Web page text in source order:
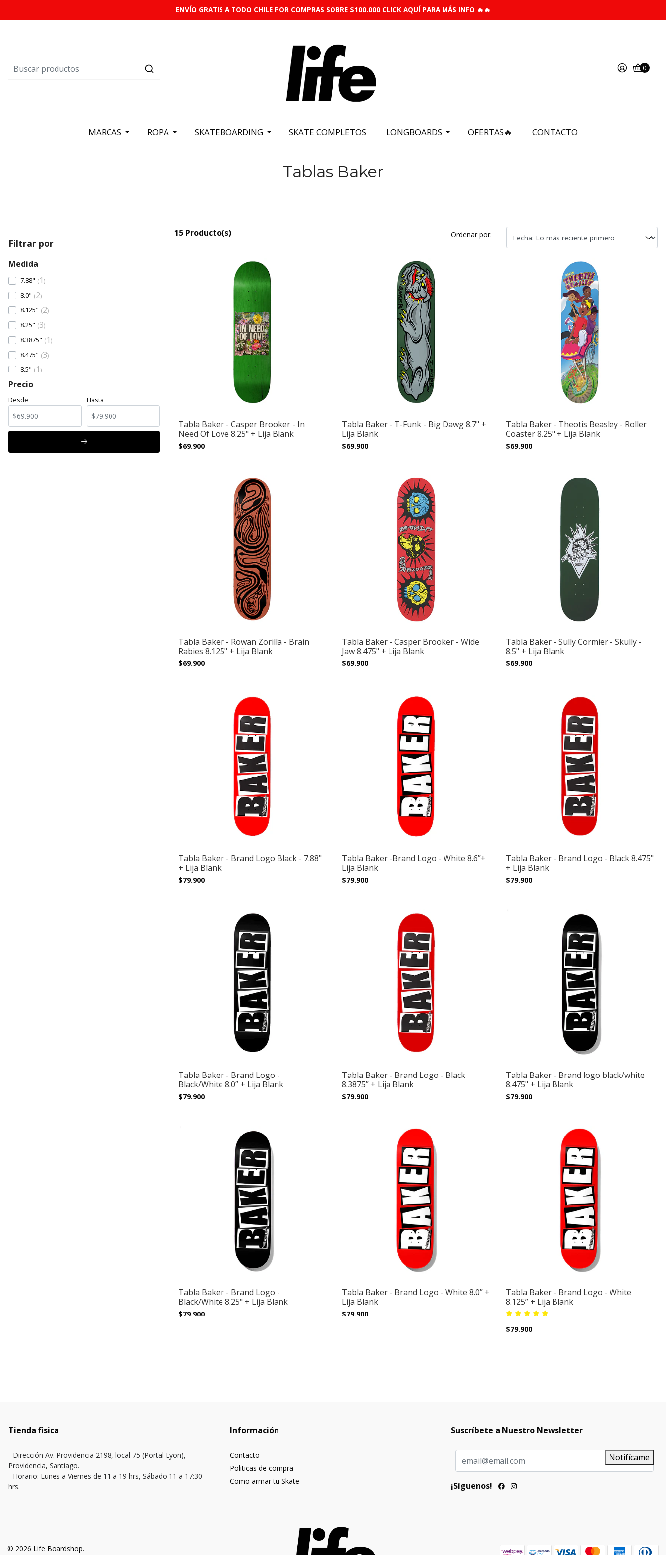
ENVÍO GRATIS A TODO CHILE POR COMPRAS SOBRE $100.000 CLICK AQUÍ PARA MÁS INFO 🔥🔥
0
MARCAS ROPA SKATEBOARDING SKATE COMPLETOS LONGBOARDS OFERTAS🔥 CONTACTO
Tablas Baker
Filtrar por
Medida
7.88" 1
8.0" 2
8.125" 2
8.25" 3
8.3875" 1
8.475" 3
8.5" 1
8.6"
8.7"
Precio
Desde Hasta
15 Producto(s) Ordenar por:
Tabla Baker - Casper Brooker - In
Need Of Love 8.25" + Lija Blank
$69.900
Tabla Baker - T-Funk - Big Dawg 8.7" +
Lija Blank
$69.900
Tabla Baker - Theotis Beasley - Roller
Coaster 8.25" + Lija Blank
$69.900
Tabla Baker - Rowan Zorilla - Brain
Rabies 8.125" + Lija Blank
$69.900
Tabla Baker - Casper Brooker - Wide
Jaw 8.475" + Lija Blank
$69.900
Tabla Baker - Sully Cormier - Skully -
8.5" + Lija Blank
$69.900
Tabla Baker - Brand Logo Black - 7.88"
+ Lija Blank
$79.900
Tabla Baker -Brand Logo - White 8.6”+
Lija Blank
$79.900
Tabla Baker - Brand Logo - Black 8.475"
+ Lija Blank
$79.900
Tabla Baker - Brand Logo -
Black/White 8.0” + Lija Blank
$79.900
Tabla Baker - Brand Logo - Black
8.3875” + Lija Blank
$79.900
Tabla Baker - Brand logo black/white
8.475" + Lija Blank
$79.900
Tabla Baker - Brand Logo -
Black/White 8.25" + Lija Blank
$79.900
Tabla Baker - Brand Logo - White 8.0” +
Lija Blank
$79.900
Tabla Baker - Brand Logo - White
8.125” + Lija Blank
$79.900
Tienda fisica
- Dirección Av. Providencia 2198, local 75 (Portal Lyon),
Providencia, Santiago.
- Horario: Lunes a Viernes de 11 a 19 hrs, Sábado 11 a 17:30
hrs.
Información
Contacto
Politicas de compra
Como armar tu Skate
Suscríbete a Nuestro Newsletter
Notifícame
¡Síguenos!
© 2026 Life Boardshop.